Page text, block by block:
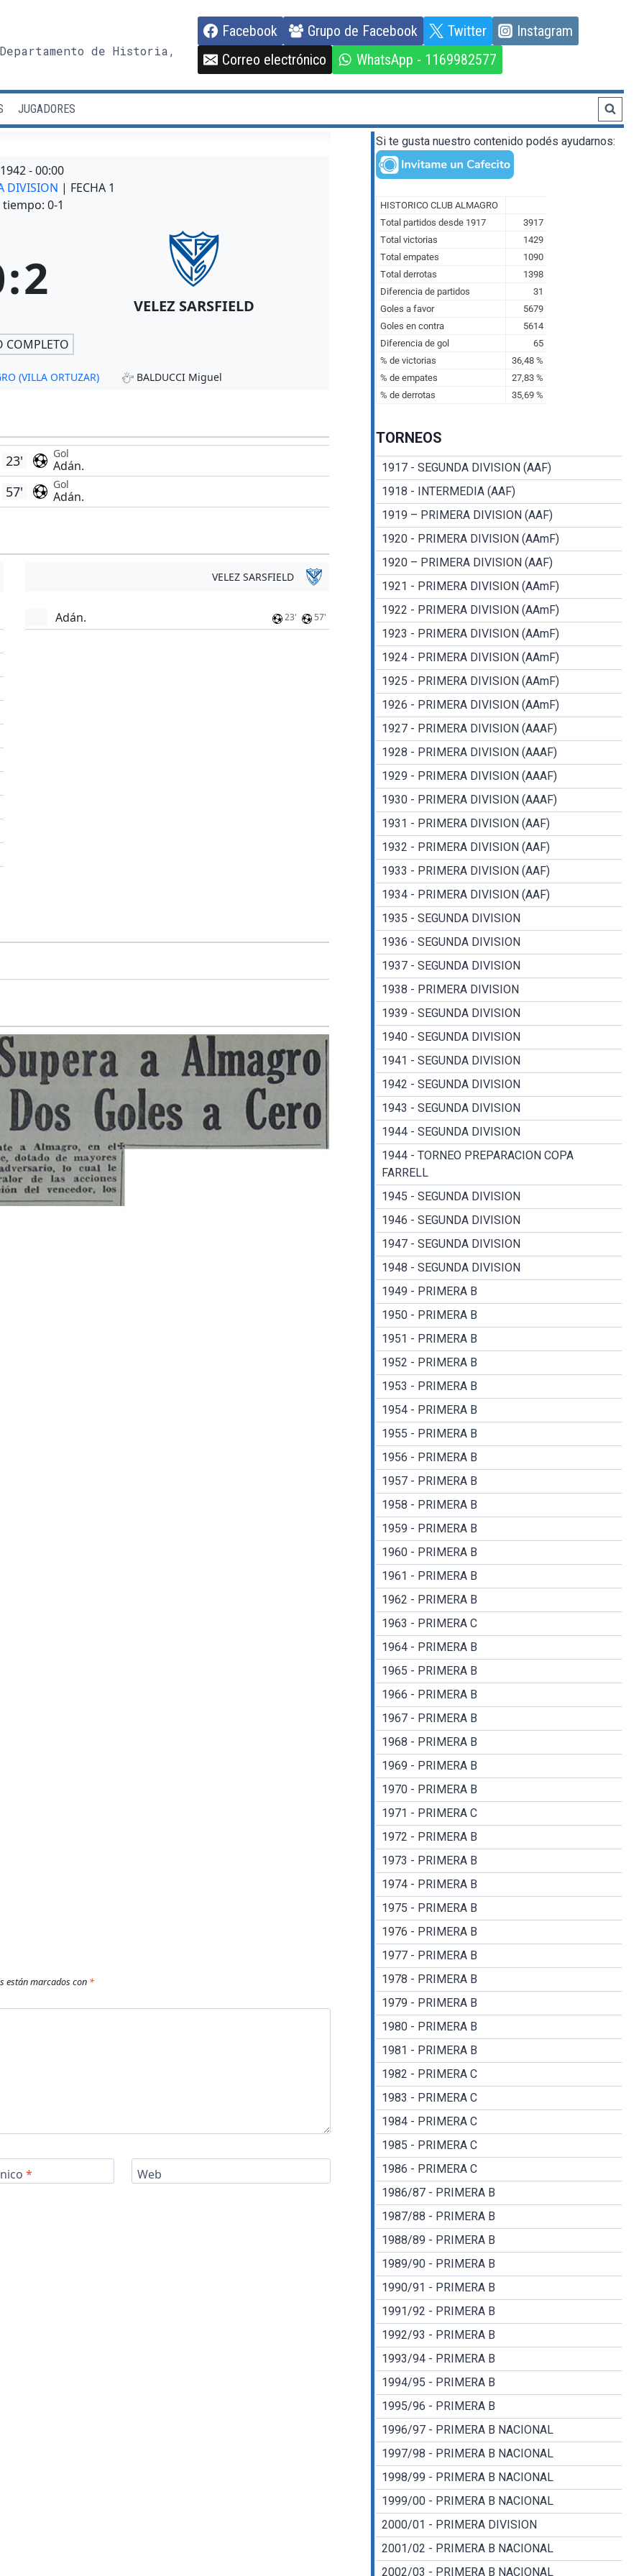
de Historia,
Facebook Grupo de Facebook Twitter
Instagram
Correo electrónico
WhatsApp - 1169982577
JUGADORES
-00:00
DIVISION | FECHA 1
0-1
:2 VELEZ SARSFIELD
COMPLETO
(VILLA ORTUZAR) BALDUCCI Miguel
23' Gol
Adán.
57' Gol
Adán.
VELEZ SARSFIELD
Adán. 23' 57'
están marcados con *
* Web
Si te gusta nuestro contenido podés ayudarnos:
TORNEOS
1917 - SEGUNDA DIVISION (AAF)
1918 - INTERMEDIA (AAF)
1919 – PRIMERA DIVISION (AAF)
1920 - PRIMERA DIVISION (AAmF)
1920 – PRIMERA DIVISION (AAF)
1921 - PRIMERA DIVISION (AAmF)
1922 - PRIMERA DIVISION (AAmF)
1923 - PRIMERA DIVISION (AAmF)
1924 - PRIMERA DIVISION (AAmF)
1925 - PRIMERA DIVISION (AAmF)
1926 - PRIMERA DIVISION (AAmF)
1927 - PRIMERA DIVISION (AAAF)
1928 - PRIMERA DIVISION (AAAF)
1929 - PRIMERA DIVISION (AAAF)
1930 - PRIMERA DIVISION (AAAF)
1931 - PRIMERA DIVISION (AAF)
1932 - PRIMERA DIVISION (AAF)
1933 - PRIMERA DIVISION (AAF)
1934 - PRIMERA DIVISION (AAF)
1935 - SEGUNDA DIVISION
1936 - SEGUNDA DIVISION
1937 - SEGUNDA DIVISION
1938 - PRIMERA DIVISION
1939 - SEGUNDA DIVISION
1940 - SEGUNDA DIVISION
1941 - SEGUNDA DIVISION
1942 - SEGUNDA DIVISION
1943 - SEGUNDA DIVISION
1944 - SEGUNDA DIVISION
1944 - TORNEO PREPARACION COPA
FARRELL
1945 - SEGUNDA DIVISION
1946 - SEGUNDA DIVISION
1947 - SEGUNDA DIVISION
1948 - SEGUNDA DIVISION
1949 - PRIMERA B
1950 - PRIMERA B
1951 - PRIMERA B
1952 - PRIMERA B
1953 - PRIMERA B
1954 - PRIMERA B
1955 - PRIMERA B
1956 - PRIMERA B
1957 - PRIMERA B
1958 - PRIMERA B
1959 - PRIMERA B
1960 - PRIMERA B
1961 - PRIMERA B
1962 - PRIMERA B
1963 - PRIMERA C
1964 - PRIMERA B
1965 - PRIMERA B
1966 - PRIMERA B
1967 - PRIMERA B
1968 - PRIMERA B
1969 - PRIMERA B
1970 - PRIMERA B
1971 - PRIMERA C
1972 - PRIMERA B
1973 - PRIMERA B
1974 - PRIMERA B
1975 - PRIMERA B
1976 - PRIMERA B
1977 - PRIMERA B
1978 - PRIMERA B
1979 - PRIMERA B
1980 - PRIMERA B
1981 - PRIMERA B
1982 - PRIMERA C
1983 - PRIMERA C
1984 - PRIMERA C
1985 - PRIMERA C
1986 - PRIMERA C
1986/87 - PRIMERA B
1987/88 - PRIMERA B
1988/89 - PRIMERA B
1989/90 - PRIMERA B
1990/91 - PRIMERA B
1991/92 - PRIMERA B
1992/93 - PRIMERA B
1993/94 - PRIMERA B
1994/95 - PRIMERA B
1995/96 - PRIMERA B
1996/97 - PRIMERA B NACIONAL
1997/98 - PRIMERA B NACIONAL
1998/99 - PRIMERA B NACIONAL
1999/00 - PRIMERA B NACIONAL
2000/01 - PRIMERA DIVISION
2001/02 - PRIMERA B NACIONAL
2002/03 - PRIMERA B NACIONAL